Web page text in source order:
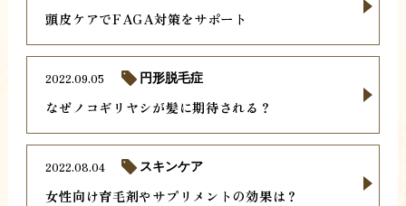
頭皮ケアでFAGA対策をサポート
なぜノコギリヤシが髪に期待される？
2022.09.05 円形脱毛症
女性向け育毛剤やサプリメントの効果は？
2022.08.04 スキンケア